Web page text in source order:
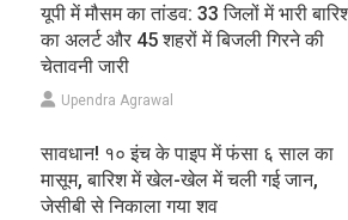
यूपी में मौसम का तांडव: 33 जिलों में भारी
का अलर्ट और 45 शहरों में बिजली गिरने की
चेतावनी जारी
Upendra Agrawal
सावधान! १० इंच के पाइप में फंसा ६ साल का
मासूम, बारिश में खेल-खेल में चली गई जान,
जेसीबी से निकाला गया शव